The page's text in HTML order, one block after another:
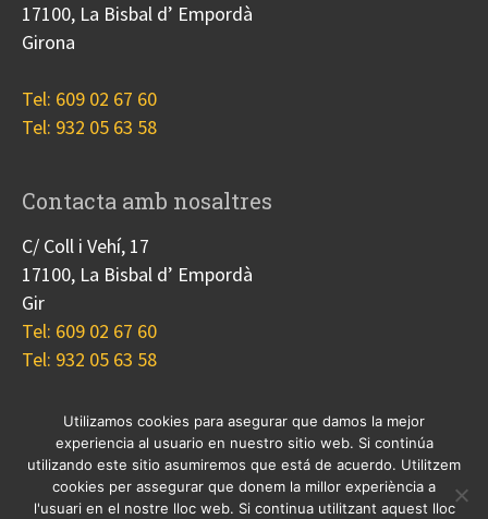
17100, La Bisbal d’ Empordà
Girona
Tel: 609 02 67 60
Tel: 932 05 63 58
Contacta amb nosaltres
C/ Coll i Vehí, 17
17100, La Bisbal d’ Empordà
Gir
Tel: 609 02 67 60
Tel: 932 05 63 58
Nosotros Proyectos Blog
Contacto
Cookies
Utilizamos cookies para asegurar que damos la mejor
experiencia al usuario en nuestro sitio web. Si continúa
utilizando este sitio asumiremos que está de acuerdo. Utilitzem
cookies per assegurar que donem la millor experiència a
l'usuari en el nostre lloc web. Si continua utilitzant aquest lloc